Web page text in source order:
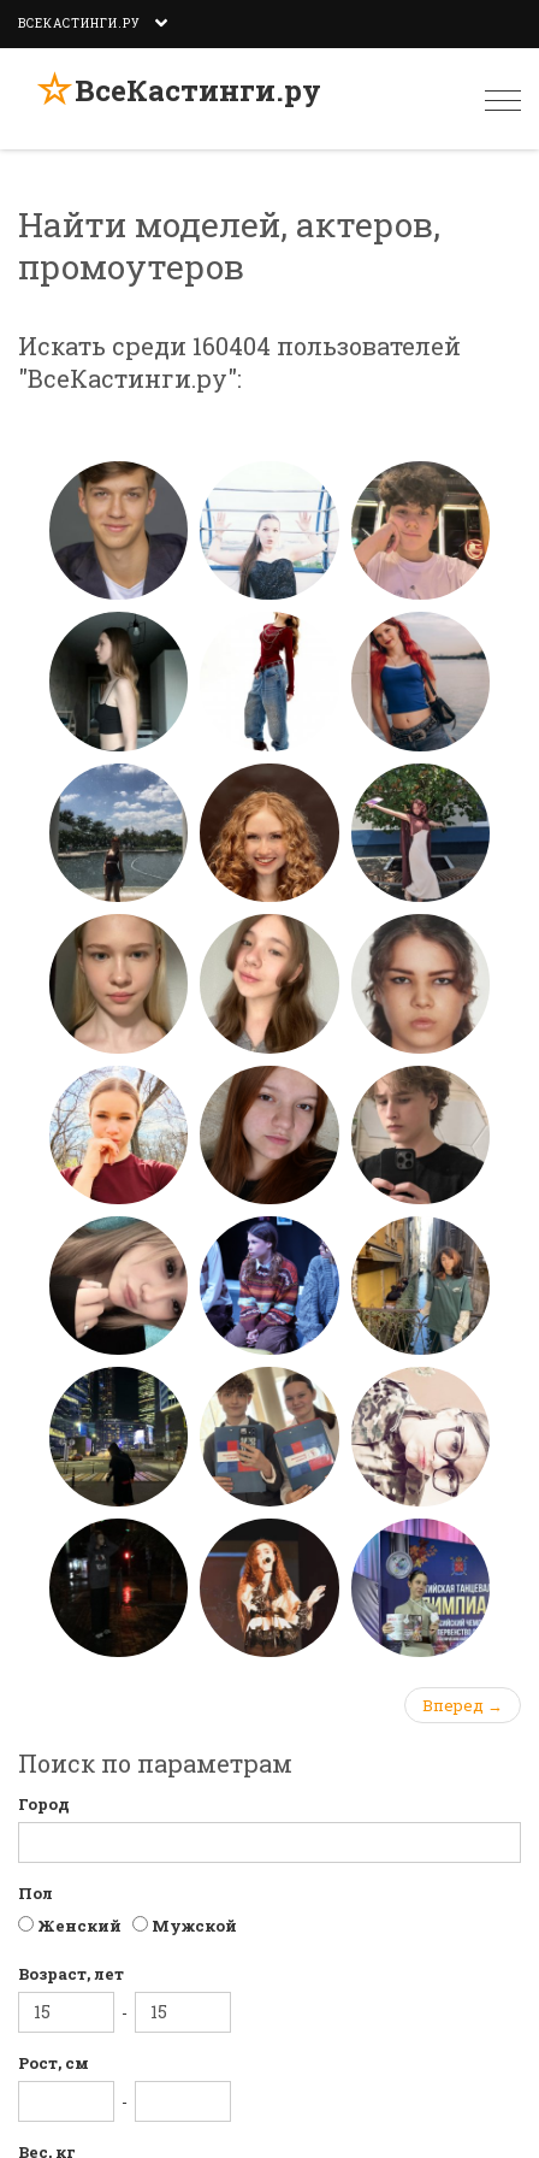
ВСЕКАСТИНГИ.РУ
☆ВсеКастинги.ру
Найти моделей, актеров,
промоутеров
Искать среди 160404 пользователей
"ВсеКастинги.ру":
Вперед →
Поиск по параметрам
Город
Пол
Женский
Мужской
Возраст, лет
-
Рост, см
-
Вес, кг